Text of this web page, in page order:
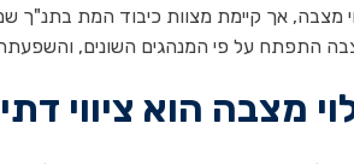
מצבה, אך קיימת מצוות כיבוד המת
התפתח על פי המנהגים השונים, והשפעתה
מצבה הוא ציווי